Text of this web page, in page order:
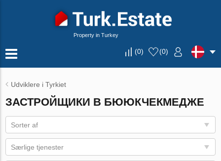
Property in Turkey
(0) (0)
Udviklere i Tyrkiet
ЗАСТРОЙЩИКИ В БЮЮКЧЕКМЕДЖЕ
Sorter af
Særlige tjenester